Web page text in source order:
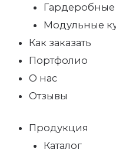
Гардеробные
Модульные
Как заказать
Портфолио
О нас
Отзывы
Продукция
Каталог